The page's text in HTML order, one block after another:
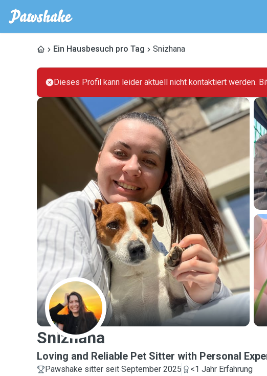
Ein Hausbesuch pro Tag Snizhana
Dieses Profil kann leider aktuell nicht kontaktiert werden.
S
Snizhana
Loving and Reliable Pet Sitter with Personal
Pawshake sitter seit September 2025
<1 Jahr Erfahrung